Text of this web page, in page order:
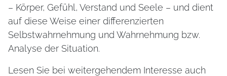
– Körper, Gefühl, Verstand und Seele – und dient
auf diese Weise einer differenzierten
Selbstwahrnehmung und Wahrnehmung bzw.
Analyse der Situation.
Lesen Sie bei weitergehendem Interesse auch